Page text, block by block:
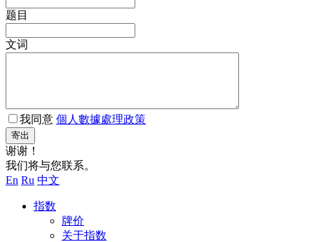
题目
文词
我同意 個人數據處理政策
寄出
谢谢！
我们将与您联系。
En Ru 中文
指数
牌价
关于指数